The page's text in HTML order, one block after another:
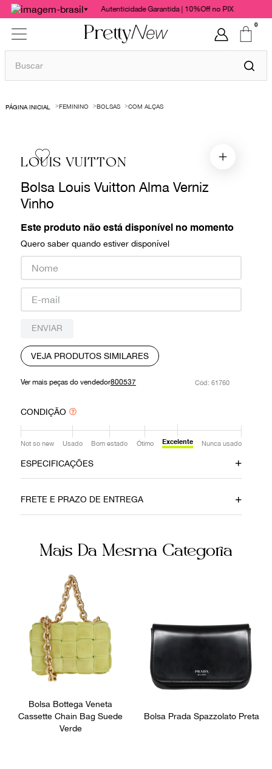
Autenticidade Garantida | 10%Off no PIX
0
Buscar
FEMININO BOLSAS COM ALÇAS
LOUIS VUITTON
Bolsa Louis Vuitton Alma Verniz
Vinho
Este produto não está disponível no momento
Quero saber quando estiver disponível
ENVIAR
VEJA PRODUTOS SIMILARES
Ver mais peças do vendedor800537 : 61760
CONDIÇÃO
Not so new Usado Bom estado Ótimo Excelente Nunca usado
ESPECIFICAÇÕES
03072020 Verniz
Vinho Zíper
Número de Série
Ocasião
Dia a Dia
FRETE E PRAZO DE ENTREGA
Não sei meu CEP
Mais Da Mesma Categoria
Bolsa Bottega Veneta
Cassette Chain Bag Suede
Verde
Bolsa Prada Spazzolato Preta
1º
bolsas
chanel
gucci
paula raia
burberry
louis vuitton
prada